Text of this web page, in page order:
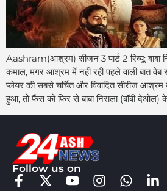
Aashram(आश्रम) सीजन 3 पार्ट 2 रिव्यू: बाबा
कमाल, मगर आश्रम में नहीं रही पहले वाली बात वेब
प्लेयर की सबसे चर्चित और विवादित सीरीज
हुआ, तो फैंस को फिर से बाबा निराला (बॉबी
Follow us on